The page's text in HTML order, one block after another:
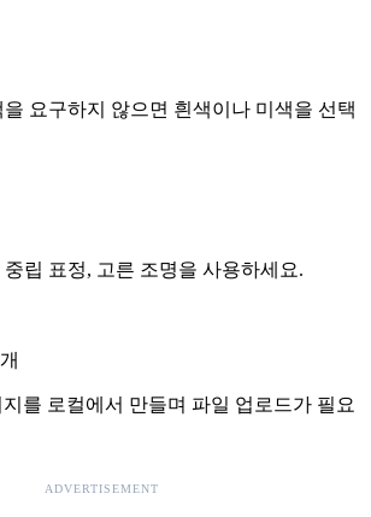
요구하지 않으면 흰색이나 미색을 선택
립 표정, 고른 조명을 사용하세요.
지를 로컬에서 만들며 파일 업로드가 필요
ADVERTISEMENT